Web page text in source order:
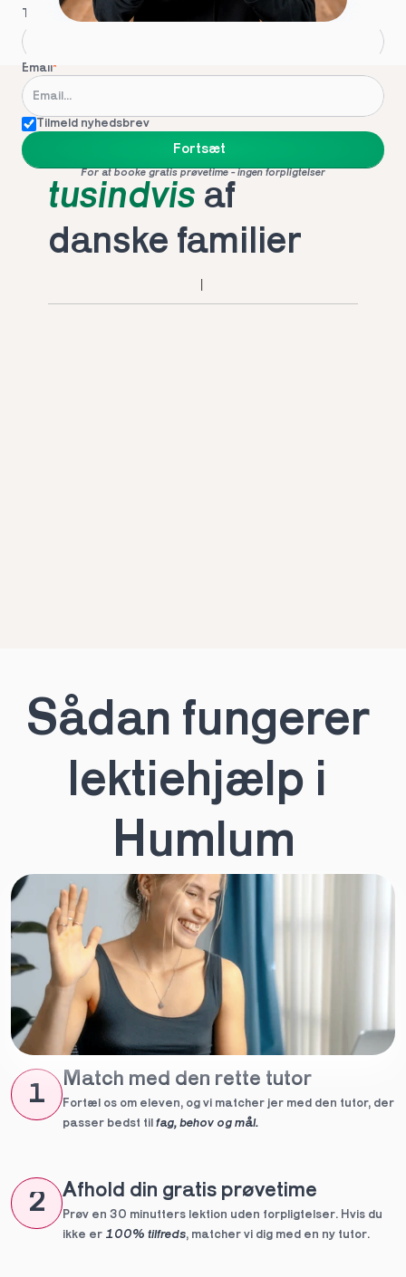
Telefon*
Email*
Tilmeld nyhedsbrev
Fortsæt
For at booke gratis prøvetime - ingen forpligtelser
tusindvis af
danske familier
Sådan fungerer
lektiehjælp i
Humlum
1
Match med den rette tutor
Fortæl os om eleven, og vi matcher jer med den tutor, der
passer bedst til fag, behov og mål.
2 Afhold din gratis prøvetime
Prøv en 30 minutters lektion uden forpligtelser. Hvis du
ikke er 100% tilfreds, matcher vi dig med en ny tutor.